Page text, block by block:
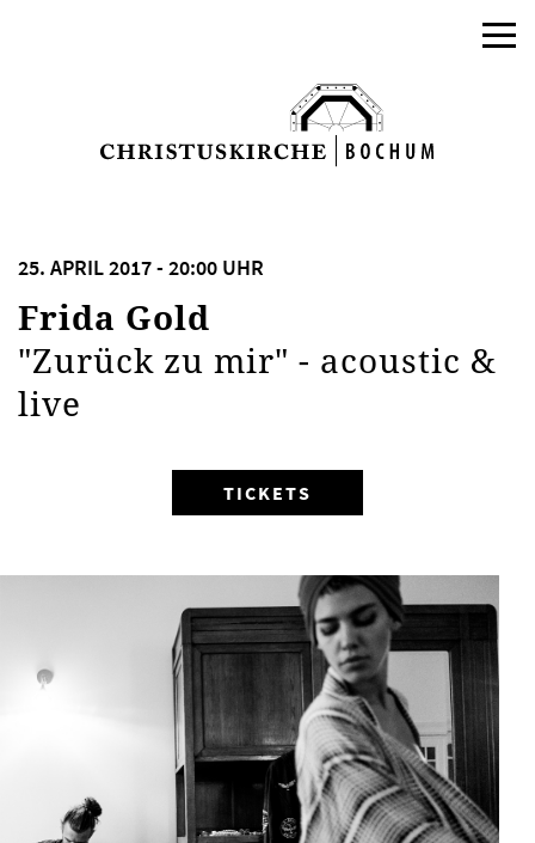
AKTUELLES
PROGRAMM
KIRCHE DER KULTUREN
25. APRIL 2017 - 20:00 UHR
Frida Gold
"Zurück zu mir" - acoustic &
live
TICKETS